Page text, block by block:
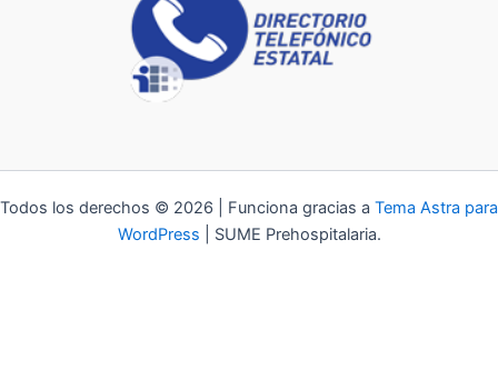
Todos los derechos © 2026 | Funciona gracias a Tema Astra para
WordPress | SUME Prehospitalaria.